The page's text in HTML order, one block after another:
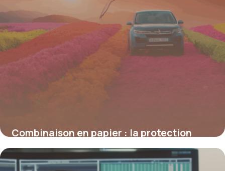
Combinaison en papier : la protection
légère et écologique à redécouvrir
4 juillet 2025